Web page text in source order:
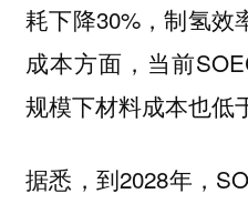
耗下降30%，制氢效
成本方面，当前
规模下材料成本也低
据悉，到2028年，